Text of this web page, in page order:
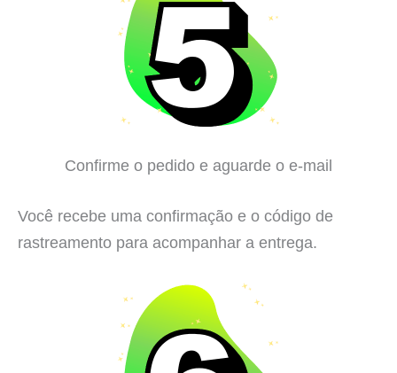
Confirme o pedido e aguarde o e-mail
Você recebe uma confirmação e o código de
rastreamento para acompanhar a entrega.